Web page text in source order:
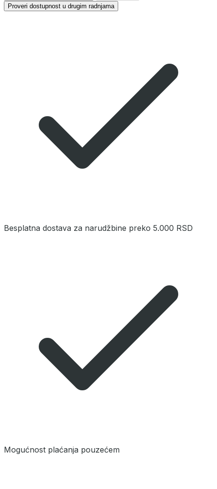
Proveri dostupnost u drugim radnjama
Besplatna dostava za narudžbine preko 5.000 RSD
Mogućnost plaćanja pouzećem